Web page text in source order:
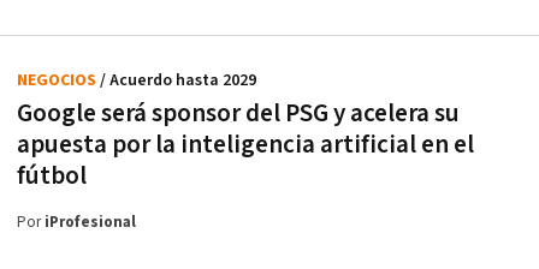
Google será sponsor del PSG y acelera su
apuesta por la inteligencia artificial en el
fútbol
NEGOCIOS / Acuerdo hasta 2029
PoriProfesional